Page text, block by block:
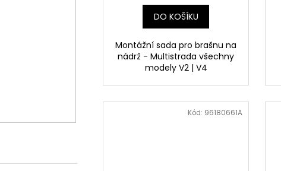
DO KOŠÍKU
Montážní sada pro brašnu na
nádrž - Multistrada všechny
modely V2 | V4
Kód: 96180661A